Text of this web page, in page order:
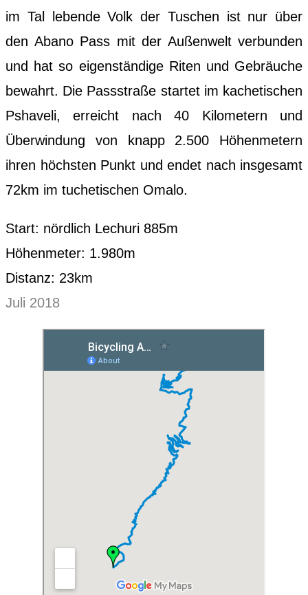
im Tal lebende Volk der Tuschen ist nur über
den Abano Pass mit der Außenwelt verbunden
und hat so eigenständige Riten und Gebräuche
bewahrt. Die Passstraße startet im kachetischen
Pshaveli, erreicht nach 40 Kilometern und
Überwindung von knapp 2.500 Höhenmetern
ihren höchsten Punkt und endet nach insgesamt
72km im tuchetischen Omalo.
Start: nördlich Lechuri 885m
Höhenmeter: 1.980m
Distanz: 23km
Juli 2018